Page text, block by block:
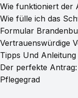
Wie funktioniert der
Wie fülle ich das
Formular
Vertrauenswürdige
Tipps Und Anleitung
Der perfekte
Pflegegrad